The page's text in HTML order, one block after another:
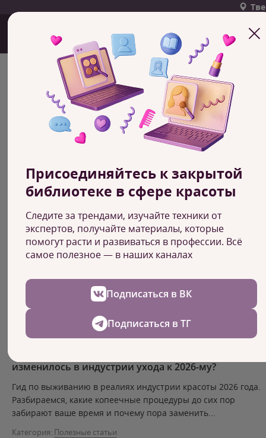
БЛОГ АКАДЕМИИ
КРАСОТЫ ЭКОЛЬ
Категория
изменилось в индустрии ухода к 2026-му?
Гид по выживанию в реалиях индустрии красоты 2026 года.
Разбираемся, какие копеечные процедуры до сих пор
забирают ваше время и почему пора заменить...
Категория: Полезные статьи
Присоединяйтесь к закрытой
библиотеке в сфере красоты
Следите за трендами, изучайте техники от
экспертов, получайте материалы, которые
помогут расти и развиваться в профессии. Всё
самое полезное — в наших каналах
Подписаться в ВК
Подписаться в ТГ